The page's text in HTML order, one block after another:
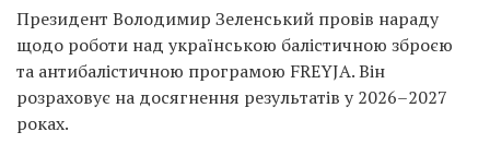
Президент Володимир Зеленський провів нараду
щодо роботи над українською балістичною зброєю
та антибалістичною програмою FREYJA. Він
розраховує на досягнення результатів у 2026–2027
роках.